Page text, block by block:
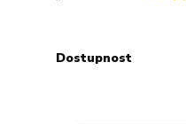
Dostupnost